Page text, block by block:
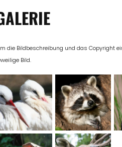
die Bildbeschreibung und das Copyright
Bild.